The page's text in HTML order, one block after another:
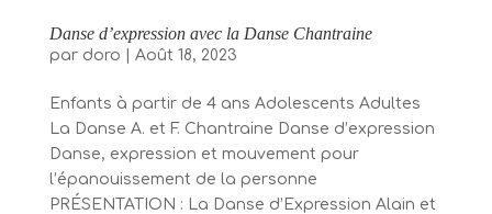
Danse d’expression avec la Danse Chantraine
par doro Août 18, 2023
Enfants à partir de 4 ans Adolescents Adultes
La Danse A. et F. Chantraine Danse d’expression
Danse, expression et mouvement pour
l’épanouissement de la personne
PRÉSENTATION : La Danse d’Expression Alain et